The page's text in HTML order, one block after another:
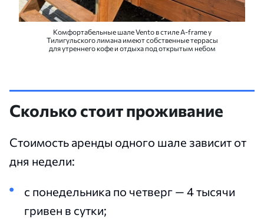
Комфортабельные шале Vento в стиле A-frame у
Тилигульского лимана имеют собственные террасы
для утреннего кофе и отдыха под открытым небом
Сколько стоит проживание
Стоимость аренды одного шале зависит от
дня недели:
с понедельника по четверг — 4 тысячи
гривен в сутки;